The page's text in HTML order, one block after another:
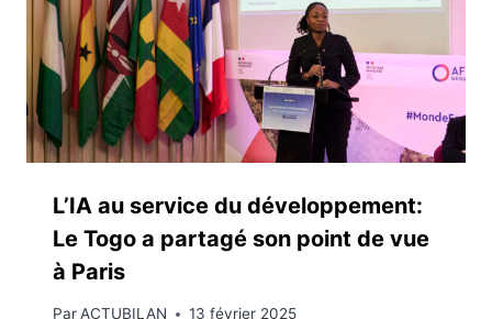
L’IA au service du développement:
Le Togo a partagé son point de vue
à Paris
ParACTUBILAN 13 février 2025